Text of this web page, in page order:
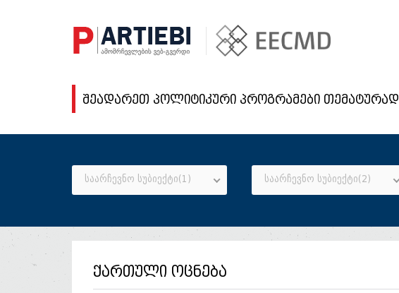
შეადარეთ პოლიტიკური პროგრამები თემატურად
საარჩევნო სუბიექტი(1) საარჩევნო სუბიექტი(2)
ქართული ოცნება